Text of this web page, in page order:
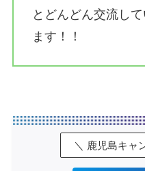
とどんどん交流し
ます！！
＼ 鹿児島キャ